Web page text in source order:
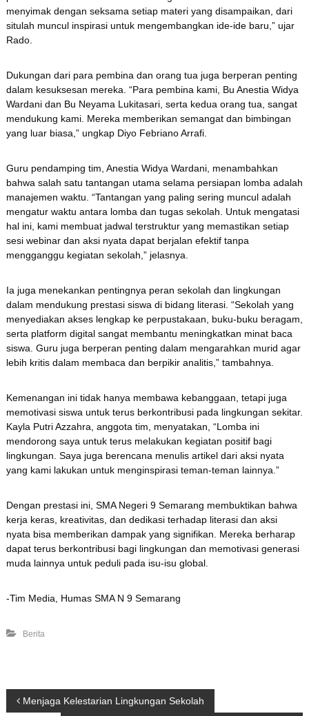
menyimak dengan seksama setiap materi yang disampaikan, dari
situlah muncul inspirasi untuk mengembangkan ide-ide baru,” ujar
Rado.
Dukungan dari para pembina dan orang tua juga berperan penting
dalam kesuksesan mereka. “Para pembina kami, Bu Anestia Widya
Wardani dan Bu Neyama Lukitasari, serta kedua orang tua, sangat
mendukung kami. Mereka memberikan semangat dan bimbingan
yang luar biasa,” ungkap Diyo Febriano Arrafi.
Guru pendamping tim, Anestia Widya Wardani, menambahkan
bahwa salah satu tantangan utama selama persiapan lomba adalah
manajemen waktu. “Tantangan yang paling sering muncul adalah
mengatur waktu antara lomba dan tugas sekolah. Untuk mengatasi
hal ini, kami membuat jadwal terstruktur yang memastikan setiap
sesi webinar dan aksi nyata dapat berjalan efektif tanpa
mengganggu kegiatan sekolah,” jelasnya.
Ia juga menekankan pentingnya peran sekolah dan lingkungan
dalam mendukung prestasi siswa di bidang literasi. “Sekolah yang
menyediakan akses lengkap ke perpustakaan, buku-buku beragam,
serta platform digital sangat membantu meningkatkan minat baca
siswa. Guru juga berperan penting dalam mengarahkan murid agar
lebih kritis dalam membaca dan berpikir analitis,” tambahnya.
Kemenangan ini tidak hanya membawa kebanggaan, tetapi juga
memotivasi siswa untuk terus berkontribusi pada lingkungan sekitar.
Kayla Putri Azzahra, anggota tim, menyatakan, “Lomba ini
mendorong saya untuk terus melakukan kegiatan positif bagi
lingkungan. Saya juga berencana menulis artikel dari aksi nyata
yang kami lakukan untuk menginspirasi teman-teman lainnya.”
Dengan prestasi ini, SMA Negeri 9 Semarang membuktikan bahwa
kerja keras, kreativitas, dan dedikasi terhadap literasi dan aksi
nyata bisa memberikan dampak yang signifikan. Mereka berharap
dapat terus berkontribusi bagi lingkungan dan memotivasi generasi
muda lainnya untuk peduli pada isu-isu global.
-Tim Media, Humas SMA N 9 Semarang
Berita
P Menjaga Kelestarian Lingkungan Sekolah